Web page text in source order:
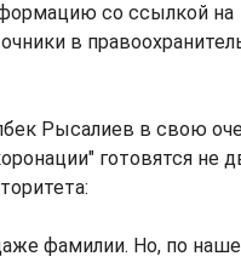
со ссылкой на
в
Рысалиев в свою
готовятся не
фамилии. Но, по